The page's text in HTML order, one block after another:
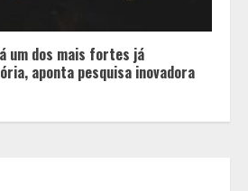
um dos mais fortes já
aponta pesquisa inovadora
marcas, preços baixos e
causa que transforma vidas